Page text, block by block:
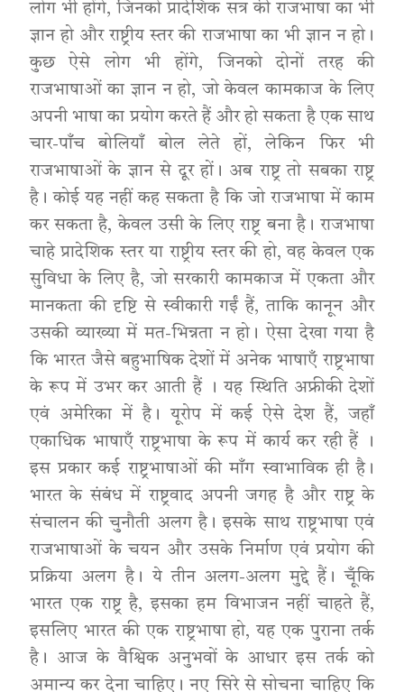
लोग भी होंगे, जिनको प्रादेशिक सत्र की राजभाषा का भी
ज्ञान हो और राष्ट्रीय स्तर की राजभाषा का भी ज्ञान न हो।
कुछ ऐसे लोग भी होंगे, जिनको दोनों तरह की
राजभाषाओं का ज्ञान न हो, जो केवल कामकाज के लिए
अपनी भाषा का प्रयोग करते हैं और हो सकता है एक साथ
चार-पाँच बोलियाँ बोल लेते हों, लेकिन फिर भी
राजभाषाओं के ज्ञान से दूर हों। अब राष्ट्र तो सबका राष्ट्र
है। कोई यह नहीं कह सकता है कि जो राजभाषा में काम
कर सकता है, केवल उसी के लिए राष्ट्र बना है। राजभाषा
चाहे प्रादेशिक स्तर या राष्ट्रीय स्तर की हो, वह केवल एक
सुविधा के लिए है, जो सरकारी कामकाज में एकता और
मानकता की दृष्टि से स्वीकारी गईं हैं, ताकि कानून और
उसकी व्याख्या में मत-भिन्नता न हो। ऐसा देखा गया है
कि भारत जैसे बहुभाषिक देशों में अनेक भाषाएँ राष्ट्रभाषा
के रूप में उभर कर आती हैं । यह स्थिति अफ्रीकी देशों
एवं अमेरिका में है। यूरोप में कई ऐसे देश हैं, जहाँ
एकाधिक भाषाएँ राष्ट्रभाषा के रूप में कार्य कर रही हैं ।
इस प्रकार कई राष्ट्रभाषाओं की माँग स्वाभाविक ही है।
भारत के संबंध में राष्ट्रवाद अपनी जगह है और राष्ट्र के
संचालन की चुनौती अलग है। इसके साथ राष्ट्रभाषा एवं
राजभाषाओं के चयन और उसके निर्माण एवं प्रयोग की
प्रक्रिया अलग है। ये तीन अलग-अलग मुद्दे हैं। चूँकि
भारत एक राष्ट्र है, इसका हम विभाजन नहीं चाहते हैं,
इसलिए भारत की एक राष्ट्रभाषा हो, यह एक पुराना तर्क
है। आज के वैश्विक अनुभवों के आधार इस तर्क को
अमान्य कर देना चाहिए। नए सिरे से सोचना चाहिए कि